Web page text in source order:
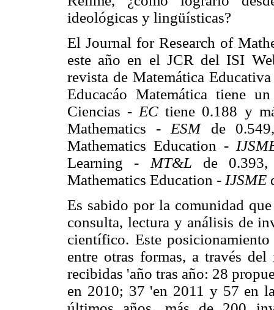
ideológicas y lingüísticas?
El Journal for Research of
este año en el JCR del ISI
revista de Matemática
Educacáo Matemática tiene
Ciencias - EC tiene 0.188 y
Mathematics - ESMde 0.549,
Mathematics Education -
Learning - MT&L de 0.393,
Mathematics Education - IJSME
Es sabido por la comunidad
consulta, lectura y análisis de
científico. Este
entre otras formas, a través
recibidas 'año tras año: 28
en 2010; 37 'en 2011 y 57 en